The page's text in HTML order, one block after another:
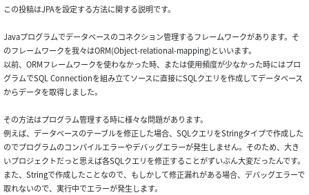
この投稿はJPAを設定する方法に関する説明です。
Javaプログラムでデータベースのコネクション管理するフレームワークがあります。そ
のフレームワークを我々はORM(Object-relational-mapping)といいます。
以前、ORMフレームワークを使わなかった時、または使用頻度が少なかった時にはプロ
グラムでSQL Connectionを組み立てソースに直接にSQLクエリを作成してデータベース
からデータを取得しました。
その方法はプログラム管理する時に様々な問題があります。
例えば、データベースのテーブルを修正した場合、SQLクエリをStringタイプで作成した
のでプログラムのコンパイルエラーやデバッグエラーが発生しません。そのため、大き
いプロジェクトだっと思えば各SQLクエリを修正することがずいぶん大変だったんです。
また、Stringで作成したことなので、もしかして修正漏れがある場合、デバッグエラーで
取れないので、実行中でエラーが発生します。